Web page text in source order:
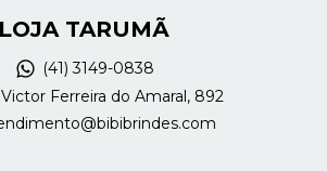
LOJA TARUMÃ
(41) 3149-0838
Ferreira do Amaral, 892